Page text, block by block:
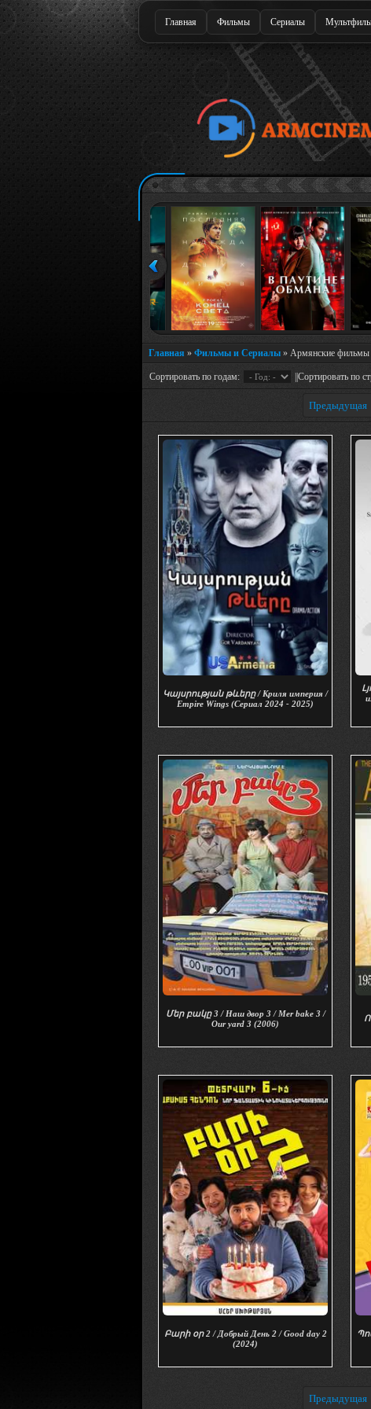
Главная Фильмы Сериалы
Главная » Фильмы и Сериалы » Армянские фильмы
Сортировать по годам: ||Сортировать по
Предыдущая
Կայսրության թևերը / Криля империя /
Empire Wings (Сериал 2024 - 2025)
Մեր բակը 3 / Наш двор 3 / Mer bake 3 /
Our yard 3 (2006)
Բարի օր 2 / Добрый День 2 / Good day 2
(2024)
Предыдущая